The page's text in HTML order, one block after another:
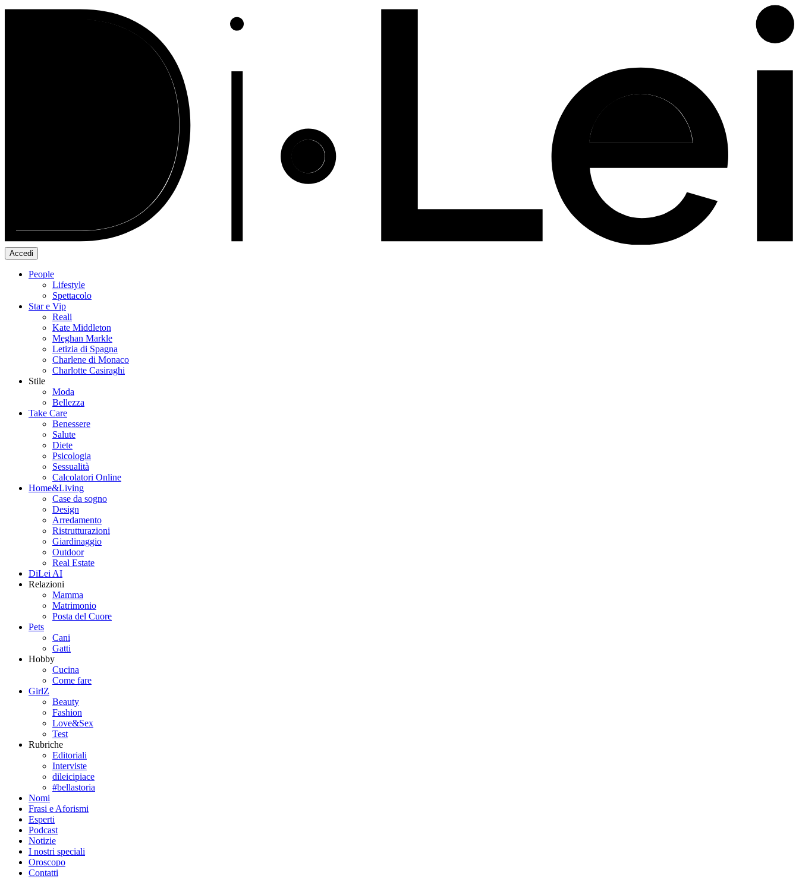
Accedi
People
Lifestyle
Spettacolo
Star e Vip
Reali
Kate Middleton
Meghan Markle
Letizia di Spagna
Charlene di Monaco
Charlotte Casiraghi
Stile
Moda
Bellezza
Take Care
Benessere
Salute
Diete
Psicologia
Sessualità
Calcolatori Online
Home&Living
Case da sogno
Design
Arredamento
Ristrutturazioni
Giardinaggio
Outdoor
Real Estate
DiLei AI
Relazioni
Mamma
Matrimonio
Posta del Cuore
Pets
Cani
Gatti
Hobby
Cucina
Come fare
GirlZ
Beauty
Fashion
Love&Sex
Test
Rubriche
Editoriali
Interviste
dileicipiace
#bellastoria
Nomi
Frasi e Aforismi
Esperti
Podcast
Notizie
I nostri speciali
Oroscopo
Contatti